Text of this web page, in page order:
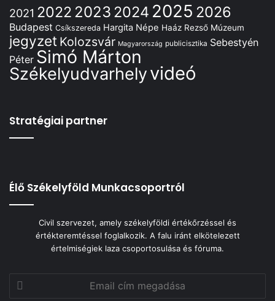
2021 2022 2023 2024 2025 2026
Budapest Csíkszereda Hargita Népe Haáz Rezső Múzeum
jegyzet Kolozsvár Magyarország publicisztika Sebestyén
Péter Simó Márton
Székelyudvarhelyvideó
Stratégiai partner
Élő Székelyföld Munkacsoportról
Civil szervezet, amely székelyföldi értékőrzéssel és
értékteremtéssel foglalkozik. A falu iránt elkötelezett
értelmiségiek laza csoportosulása és fóruma.
cím